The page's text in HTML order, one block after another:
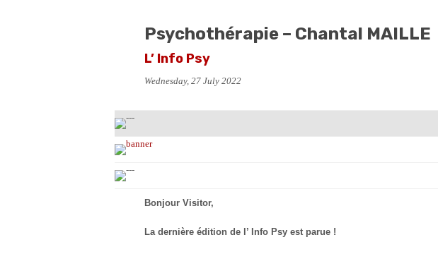
Psychothérapie – Chantal MAILLE
L’ Info Psy
Wednesday, 27 July 2022
Bonjour Visitor,
La dernière édition de l’ Info Psy est parue !